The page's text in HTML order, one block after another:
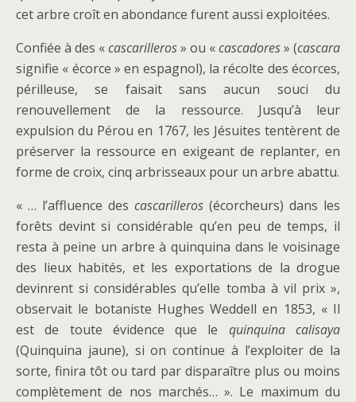
cet arbre croît en abondance furent aussi exploitées.
Confiée à des «cascarilleros» ou «cascadores» (cascara
signifie « écorce » en espagnol), la récolte des écorces,
périlleuse, se faisait sans aucun souci du
renouvellement de la ressource. Jusqu’à leur
expulsion du Pérou en 1767, les Jésuites tentèrent de
préserver la ressource en exigeant de replanter, en
forme de croix, cinq arbrisseaux pour un arbre abattu.
« … l’affluence des cascarilleros (écorcheurs) dans les
forêts devint si considérable qu’en peu de temps, il
resta à peine un arbre à quinquina dans le voisinage
des lieux habités, et les exportations de la drogue
devinrent si considérables qu’elle tomba à vil prix »,
observait le botaniste Hughes Weddell en 1853, « Il
est de toute évidence que le quinquina calisaya
(Quinquina jaune), si on continue à l’exploiter de la
sorte, finira tôt ou tard par disparaître plus ou moins
complètement de nos marchés… ». Le maximum du